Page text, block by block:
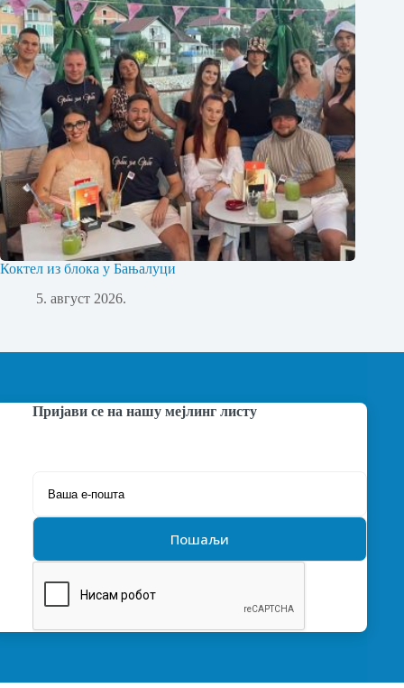
Коктел из блока у Бањалуци
5. август 2026.
Пријави се на нашу мејлинг листу